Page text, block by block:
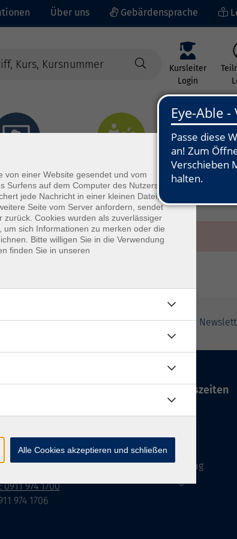
Über uns Gebärdensprache
Kursleiter
Login
Kunst -
Impressum Datenschutzerklärung AGB
fuerth.de
0911 974 1700
974 1706
Öffnungszeiten
Dienstag
Mittwoch
Donnerstag
von einer Website gesendet und vom
Surfens auf dem Computer des Nutzers
jede Nachricht in einer kleinen Datei, die
Seite vom Server anfordern, sendet
Cookies wurden als zuverlässiger
sich Informationen zu merken oder die
Bitte willigen Sie in die Verwendung
finden Sie in unseren
×
Alle Cookies akzeptieren und schließen